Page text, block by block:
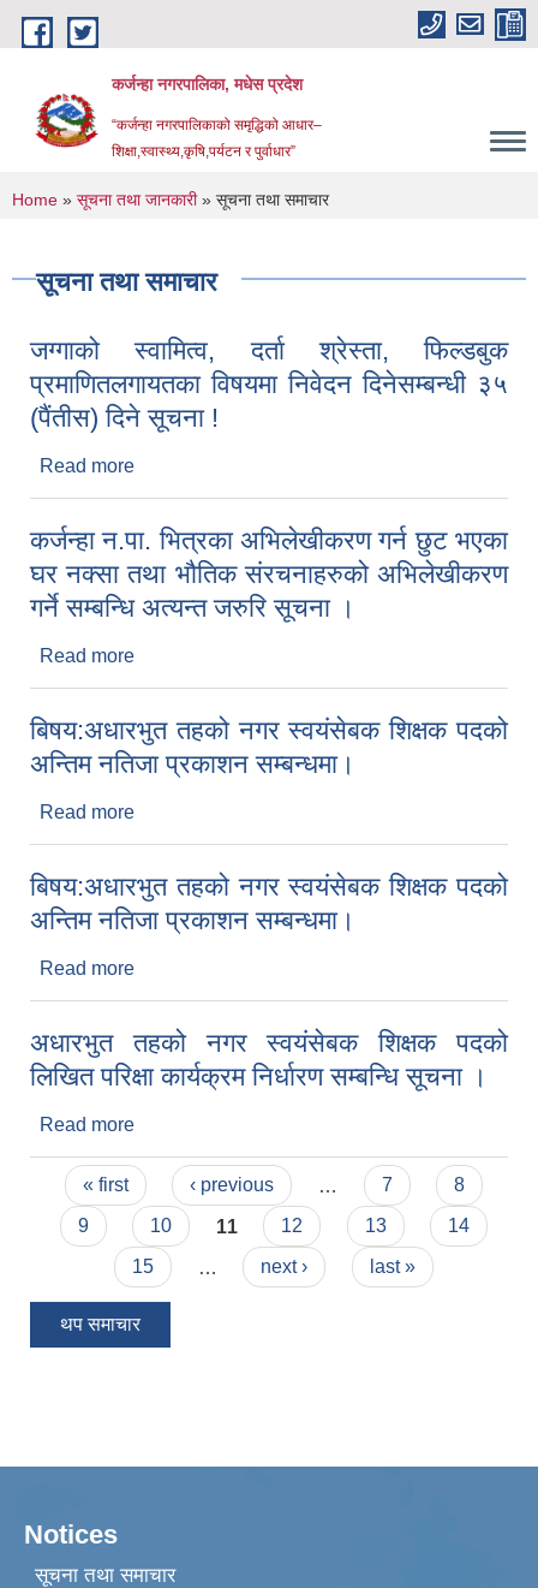
Skip to main content
कर्जन्हा नगरपालिका, मधेस प्रदेश
“कर्जन्हा नगरपालिकाको समृद्धिको आधार–
शिक्षा,स्वास्थ्य,कृषि,पर्यटन र पुर्वाधार”
You are here
Home » सूचना तथा जानकारी» सूचना तथा समाचार
सूचना तथा समाचार
जग्गाको स्वामित्व, दर्ता श्रेस्ता, फिल्डबुक
प्रमाणितलगायतका विषयमा निवेदन दिनेसम्बन्धी ३५
(पैंतीस) दिने सूचना !
Read more
कर्जन्हा न.पा. भित्रका अभिलेखीकरण गर्न छुट भएका
घर नक्सा तथा भौतिक संरचनाहरुको अभिलेखीकरण
गर्ने सम्बन्धि अत्यन्त जरुरि सूचना ।
Read more
बिषय:अधारभुत तहको नगर स्वयंसेबक शिक्षक पदको
अन्तिम नतिजा प्रकाशन सम्बन्धमा।
Read more
बिषय:अधारभुत तहको नगर स्वयंसेबक शिक्षक पदको
अन्तिम नतिजा प्रकाशन सम्बन्धमा।
Read more
अधारभुत तहको नगर स्वयंसेबक शिक्षक पदको
लिखित परिक्षा कार्यक्रम निर्धारण सम्बन्धि सूचना ।
Read more
Pages
« first ‹ previous 7
8
9
10 11 12 13
14
15
next › last »
थप समाचार
Notices
सूचना तथा समाचार